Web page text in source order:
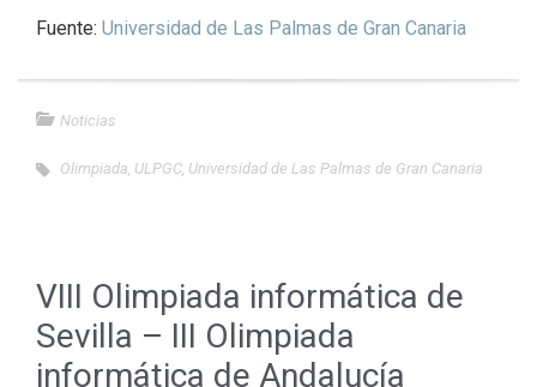
Fuente: Universidad de Las Palmas de Gran Canaria
Noticias
Olimpiada ULPGC Universidad de Las Palmas de Gran Canaria
VIII Olimpiada informática de
Sevilla – III Olimpiada
informática de Andalucía